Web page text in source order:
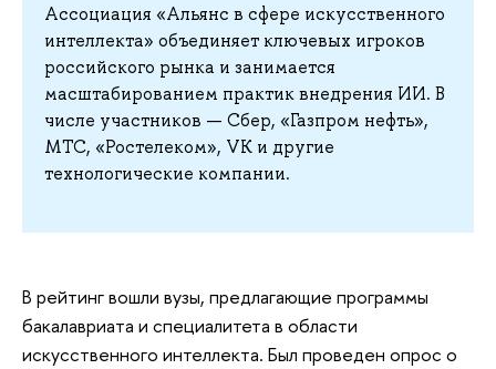
Ассоциация «Альянс в сфере искусственного
интеллекта» объединяет ключевых игроков
российского рынка и занимается
масштабированием практик внедрения ИИ. В
числе участников — Сбер, «Газпром нефть»,
МТС, «Ростелеком», VK и другие
технологические компании.
В рейтинг вошли вузы, предлагающие программы
бакалавриата и специалитета в области
искусственного интеллекта. Был проведен опрос о